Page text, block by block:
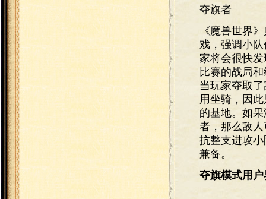
夺旗者
《魔兽世界
戏，强调小
家将会很快
比赛的战局
当玩家夺取
用坐骑，因
的基地。如
者，那么敌
抗整支进攻
兼备。
夺旗模式用户